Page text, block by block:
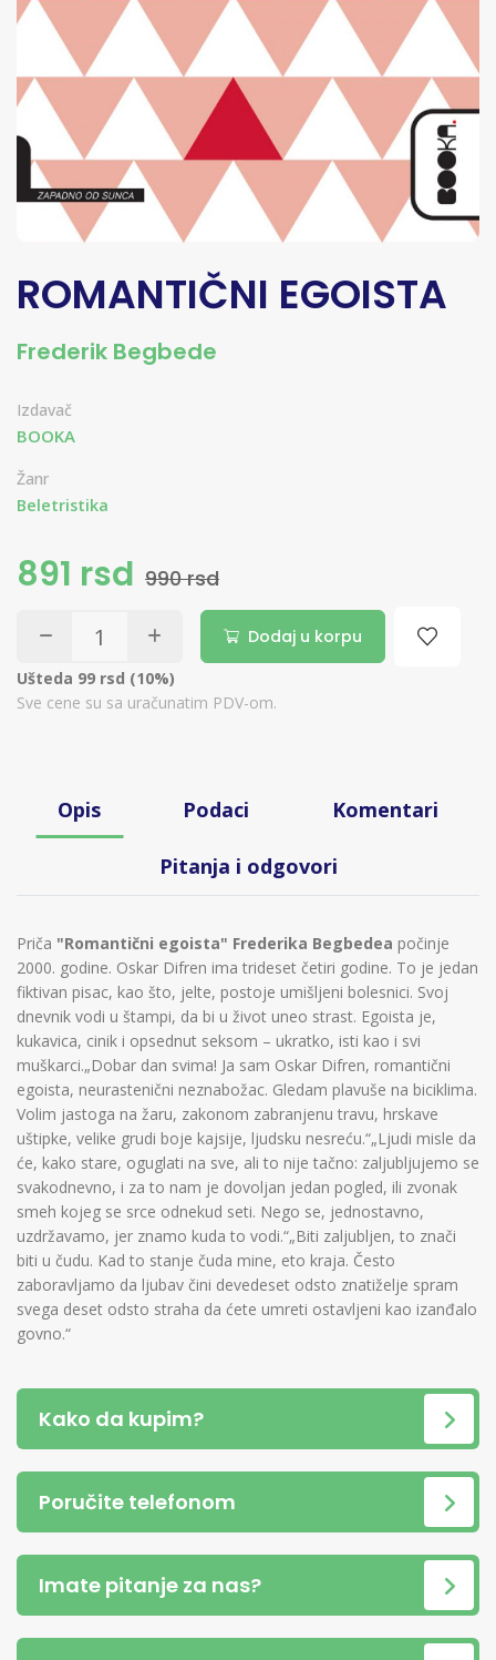
ROMANTIČNI EGOISTA
Frederik Begbede
Izdavač
BOOKA
Žanr
Beletristika
891 rsd 990 rsd
Dodaj u korpu
Ušteda 99 rsd (10%)
Sve cene su sa uračunatim PDV-om.
Opis Podaci Komentari
Pitanja i odgovori
Priča "Romantični egoista" Frederika Begbedea počinje
2000. godine. Oskar Difren ima trideset četiri godine. To je jedan
fiktivan pisac, kao što, jelte, postoje umišljeni bolesnici. Svoj
dnevnik vodi u štampi, da bi u život uneo strast. Egoista je,
kukavica, cinik i opsednut seksom – ukratko, isti kao i svi
muškarci.„Dobar dan svima! Ja sam Oskar Difren, romantični
egoista, neurastenični neznabožac. Gledam plavuše na biciklima.
Volim jastoga na žaru, zakonom zabranjenu travu, hrskave
uštipke, velike grudi boje kajsije, ljudsku nesreću.“„Ljudi misle da
će, kako stare, oguglati na sve, ali to nije tačno: zaljubljujemo se
svakodnevno, i za to nam je dovoljan jedan pogled, ili zvonak
smeh kojeg se srce odnekud seti. Nego se, jednostavno,
uzdržavamo, jer znamo kuda to vodi.“„Biti zaljubljen, to znači
biti u čudu. Kad to stanje čuda mine, eto kraja. Često
zaboravljamo da ljubav čini devedeset odsto znatiželje spram
svega deset odsto straha da ćete umreti ostavljeni kao izanđalo
govno.“
Kako da kupim?
Poručite telefonom
Imate pitanje za nas?